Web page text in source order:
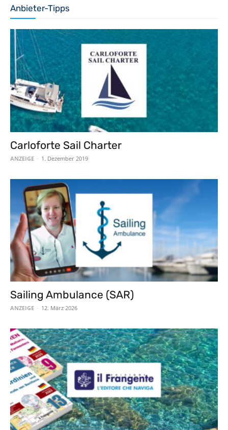
Anbieter-Tipps
Carloforte Sail Charter
ANZEIGE - 1. Dezember 2019
Sailing Ambulance (SAR)
ANZEIGE - 12. März 2026